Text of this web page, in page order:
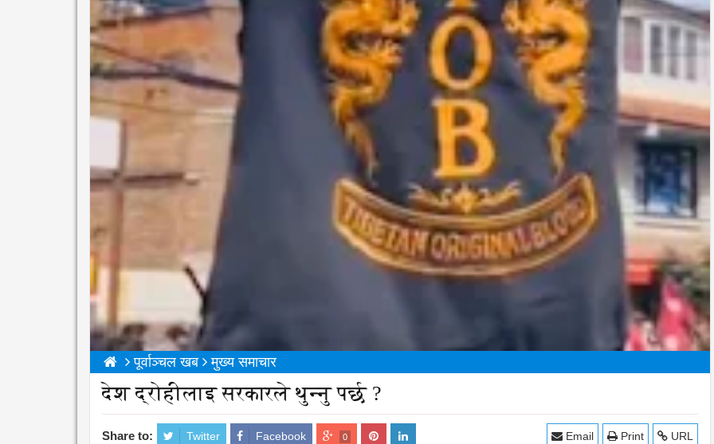
पूर्वाञ्चल खब मुख्य समाचार
देश द्रोहीलाइ सरकारले थुन्नु पर्छ ?
Share to: Twitter Facebook 0 URL
Print
Email